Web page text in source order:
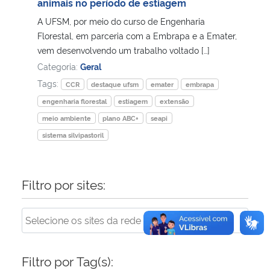
A UFSM, por meio do curso de Engenharia
Florestal, em parceria com a Embrapa e a Emater,
vem desenvolvendo um trabalho voltado […]
Categoria: Geral
Tags:
CCR destaque ufsm emater
embrapa
engenharia florestal
estiagem
extensão
meio ambiente
plano ABC+
seapi
sistema silvipastoril
Filtro por sites:
Filtro por Tag(s):